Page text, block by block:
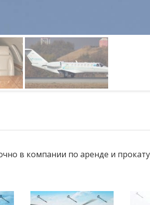
в компании по аренде и